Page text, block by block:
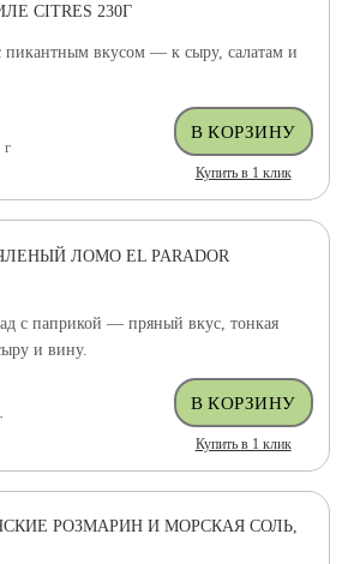
CITRES 230Г
пикантным вкусом — к сыру, салатам и
г
Купить в 1 клик
ЛОМО EL PARADOR
с паприкой — пряный вкус, тонкая
и вину.
Купить в 1 клик
РОЗМАРИН И МОРСКАЯ СОЛЬ,